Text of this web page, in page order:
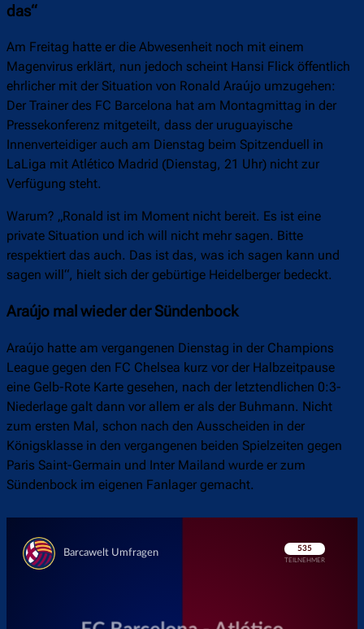
das“
Am Freitag hatte er die Abwesenheit noch mit einem
Magenvirus erklärt, nun jedoch scheint Hansi Flick öffentlich
ehrlicher mit der Situation von Ronald Araújo umzugehen:
Der Trainer des FC Barcelona hat am Montagmittag in der
Pressekonferenz mitgeteilt, dass der uruguayische
Innenverteidiger auch am Dienstag beim Spitzenduell in
LaLiga mit Atlético Madrid (Dienstag, 21 Uhr) nicht zur
Verfügung steht.
Warum? „Ronald ist im Moment nicht bereit. Es ist eine
private Situation und ich will nicht mehr sagen. Bitte
respektiert das auch. Das ist das, was ich sagen kann und
sagen will“, hielt sich der gebürtige Heidelberger bedeckt.
Araújo mal wieder der Sündenbock
Araújo hatte am vergangenen Dienstag in der Champions
League gegen den FC Chelsea kurz vor der Halbzeitpause
eine Gelb-Rote Karte gesehen, nach der letztendlichen 0:3-
Niederlage galt dann vor allem er als der Buhmann. Nicht
zum ersten Mal, schon nach den Ausscheiden in der
Königsklasse in den vergangenen beiden Spielzeiten gegen
Paris Saint-Germain und Inter Mailand wurde er zum
Sündenbock im eigenen Fanlager gemacht.
Überspringen